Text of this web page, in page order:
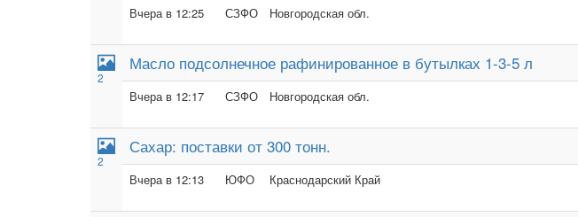
Вчера в 12:25 СЗФО Новгородская обл.
2
Масло подсолнечное рафинированное в бутылках 1-3-5 л
Вчера в 12:17 СЗФО Новгородская обл.
2
Сахар: поставки от 300 тонн.
Вчера в 12:13 ЮФО Краснодарский Край